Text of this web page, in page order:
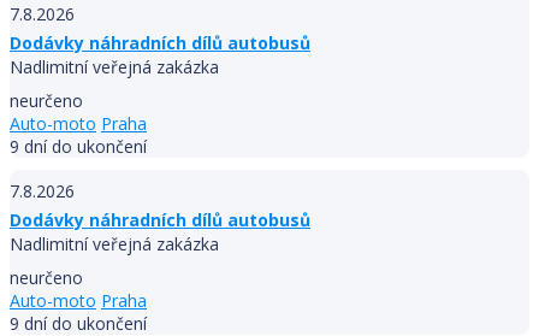
7.8.2026
Dodávky náhradních dílů autobusů
Nadlimitní veřejná zakázka
neurčeno
Auto-moto Praha
9 dní do ukončení
7.8.2026
Dodávky náhradních dílů autobusů
Nadlimitní veřejná zakázka
neurčeno
Auto-moto Praha
9 dní do ukončení